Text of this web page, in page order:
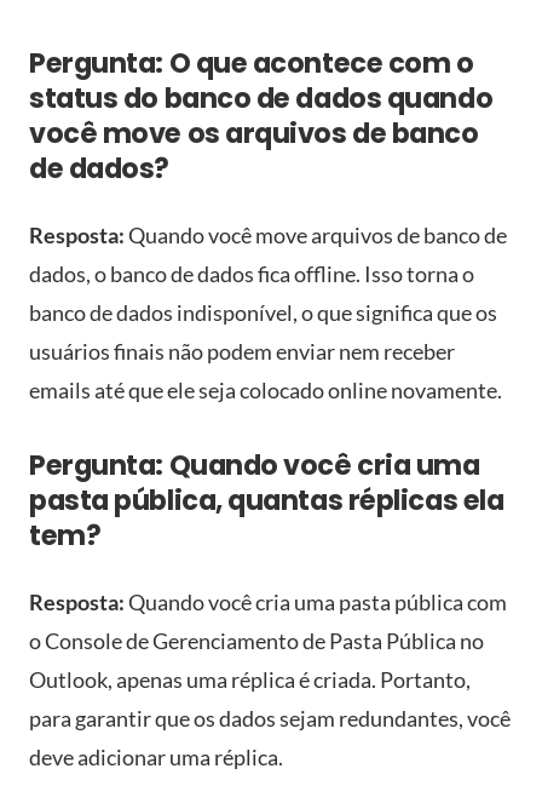
Pergunta: O que acontece com o
status do banco de dados quando
você move os arquivos de banco
de dados?
Resposta:Quando você move arquivos de banco de
dados, o banco de dados fica offline. Isso torna o
banco de dados indisponível, o que significa que os
usuários finais não podem enviar nem receber
emails até que ele seja colocado online novamente.
Pergunta: Quando você cria uma
pasta pública, quantas réplicas ela
tem?
Resposta:Quando você cria uma pasta pública com
o Console de Gerenciamento de Pasta Pública no
Outlook, apenas uma réplica é criada. Portanto,
para garantir que os dados sejam redundantes, você
deve adicionar uma réplica.